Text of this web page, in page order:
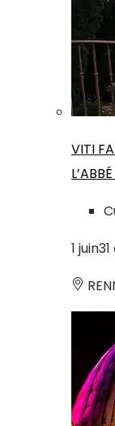
VITI
1 juin31